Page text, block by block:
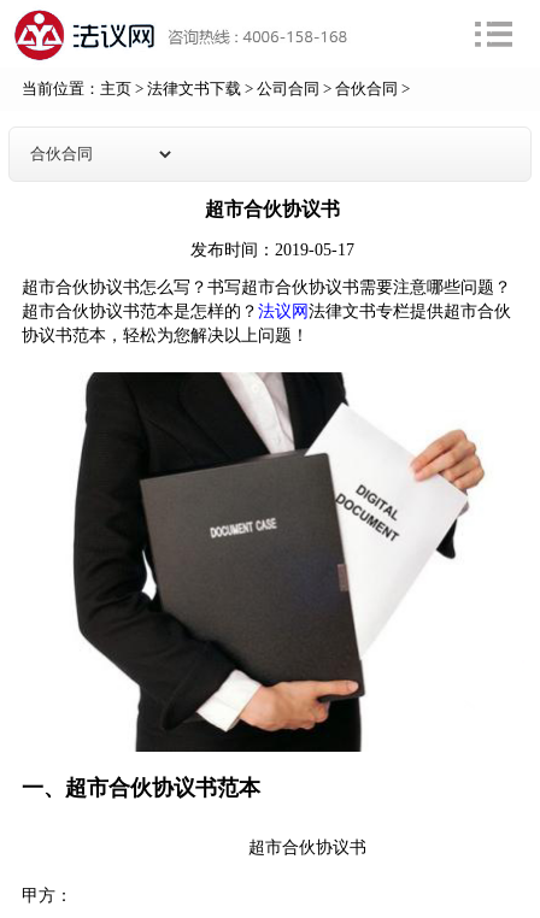
当前位置： 主页> 法律文书下载> 公司合同 > 合伙合同 >
超市合伙协议书
发布时间：2019-05-17
超市合伙协议书怎么写？书写超市合伙协议书需要注意哪些问题？
超市合伙协议书范本是怎样的？ 法议网法律文书专栏提供超市合伙
协议书范本，轻松为您解决以上问题！
一、超市合伙协议书范本
超市合伙协议书
甲方：